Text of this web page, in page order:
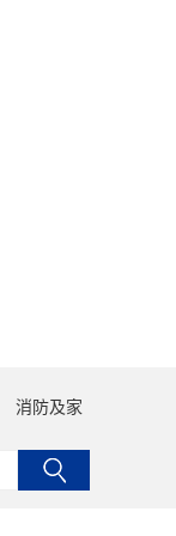
消防及家